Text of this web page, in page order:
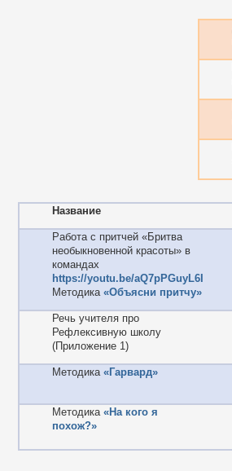
Название
Работа с притчей «Бритва
необыкновенной красоты» в
командах
https://youtu.be/aQ7pPGuyL6I
Методика «Объясни притчу»
Речь учителя про
Рефлексивную школу
(Приложение 1)
Методика «Гарвард»
Методика «На кого я
похож?»